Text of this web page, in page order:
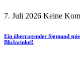
7. Juli 2026 Keine
Ein überragender Sigmund
Blickwinkel!